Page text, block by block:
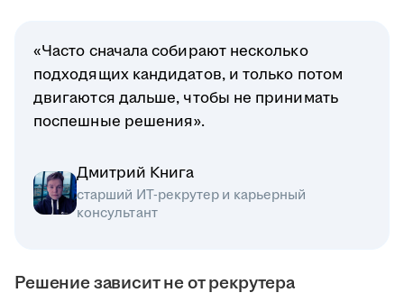
«Часто сначала собирают несколько
подходящих кандидатов, и только потом
двигаются дальше, чтобы не принимать
поспешные решения».
Дмитрий Книга
старший ИТ-рекрутер и карьерный
консультант
Решение зависит не от рекрутера